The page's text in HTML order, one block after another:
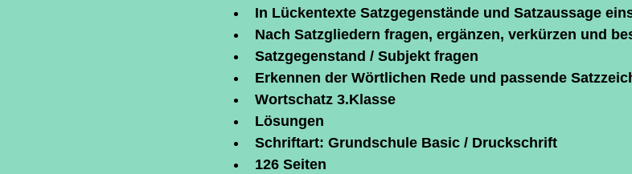
In Lückentexte Satzgegenstände und Satzaussage
Nach Satzgliedern fragen, ergänzen, verkürzen und
Satzgegenstand / Subjekt fragen
Erkennen der Wörtlichen Rede und passende
Wortschatz 3.Klasse
Lösungen
Schriftart: Grundschule Basic / Druckschrift
126 Seiten